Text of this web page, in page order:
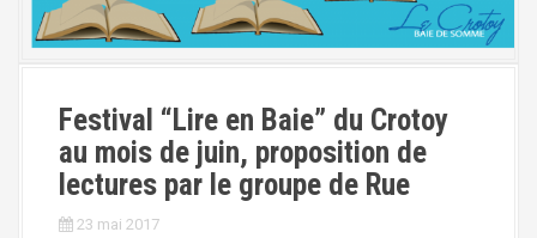
Festival “Lire en Baie” du Crotoy
au mois de juin, proposition de
lectures par le groupe de Rue
23 mai 2017